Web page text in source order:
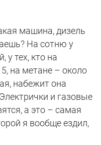
машина, дизель
На сотню у
у тех, кто на
на метане – около
набежит она
и газовые
а это – самая
я вообще ездил,